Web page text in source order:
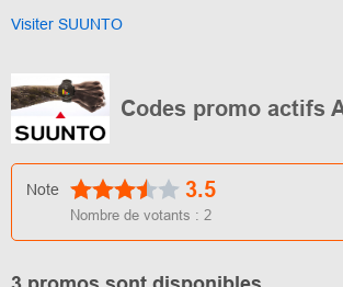
Visiter SUUNTO
Codes promo actifs
Note 3.5
Nombre de votants : 2